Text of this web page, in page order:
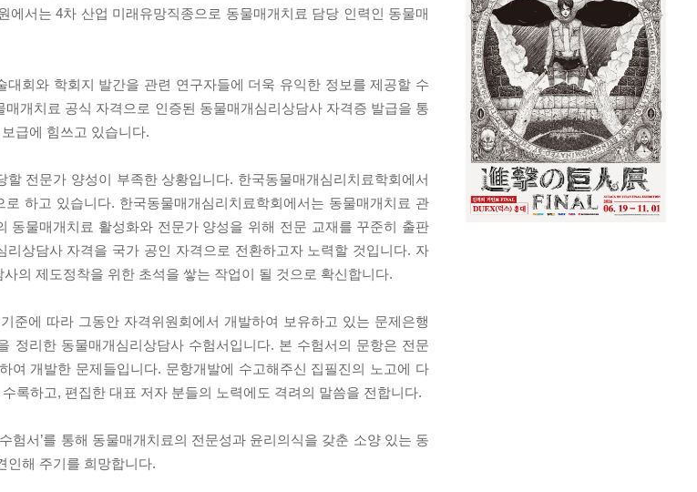
서는 4차 산업 미래유망직종으로 동물매개치료 담당 인력인 동물매
회와 학회지 발간을 관련 연구자들에 더욱 유익한 정보를 제공할 수
개치료 공식 자격으로 인증된 동물매개심리상담사 자격증 발급을 통
급에 힘쓰고 있습니다.
전문가 양성이 부족한 상황입니다. 한국동물매개심리치료학회에서
하고 있습니다. 한국동물매개심리치료학회에서는 동물매개치료 관
물매개치료 활성화와 전문가 양성을 위해 전문 교재를 꾸준히 출판
상담사 자격을 국가 공인 자격으로 전환하고자 노력할 것입니다. 자
의 제도정착을 위한 초석을 쌓는 작업이 될 것으로 확신합니다.
준에 따라 그동안 자격위원회에서 개발하여 보유하고 있는 문제은행
정리한 동물매개심리상담사 수험서입니다. 본 수험서의 문항은 전문
개발한 문제들입니다. 문항개발에 수고해주신 집필진의 노고에 다
록하고, 편집한 대표 저자 분들의 노력에도 격려의 말씀을 전합니다.
험서’를 통해 동물매개치료의 전문성과 윤리의식을 갖춘 소양 있는 동
인해 주기를 희망합니다.